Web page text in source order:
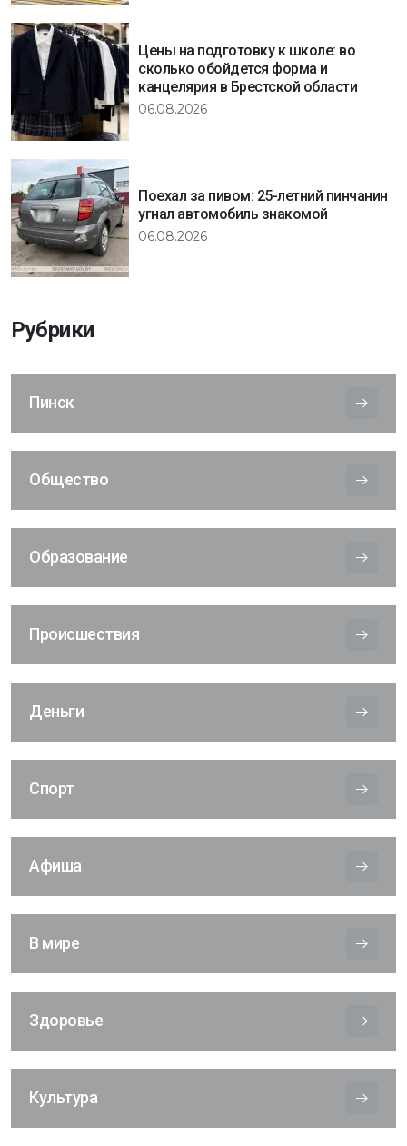
Цены на подготовку к школе: во
сколько обойдется форма и
канцелярия в Брестской области
06.08.2026
Поехал за пивом: 25-летний пинчанин
угнал автомобиль знакомой
06.08.2026
Рубрики
Пинск
Общество
Образование
Происшествия
Деньги
Спорт
Афиша
В мире
Здоровье
Культура